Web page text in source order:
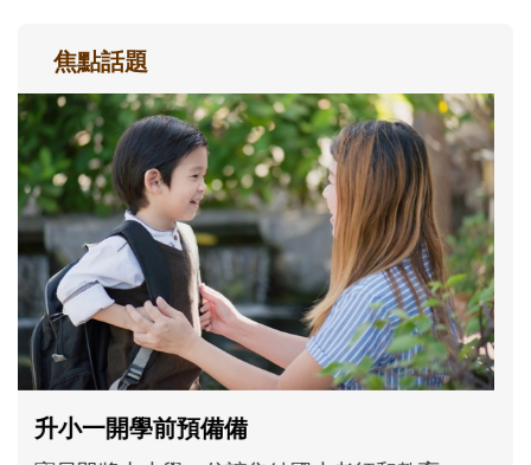
焦點話題
和孩子一起長大的那個男人│讀懂父親的
不同模樣